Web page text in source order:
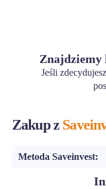
Znajdziemy
Jeśli
Zakup z
Metoda Saveinvest: